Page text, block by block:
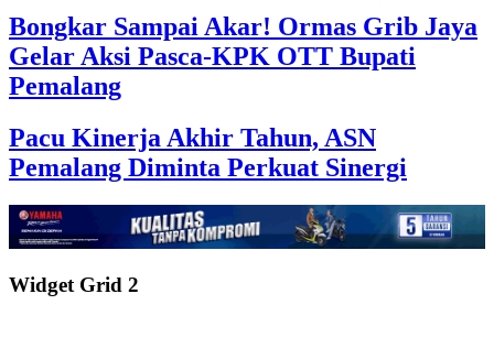
Bongkar Sampai Akar! Ormas Grib Jaya
Gelar Aksi Pasca-KPK OTT Bupati
Pemalang
Pacu Kinerja Akhir Tahun, ASN
Pemalang Diminta Perkuat Sinergi
Widget Grid 2